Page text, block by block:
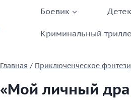
Боевик
Криминальный
Главная / Приключенческое фэнтези
«Мой личный